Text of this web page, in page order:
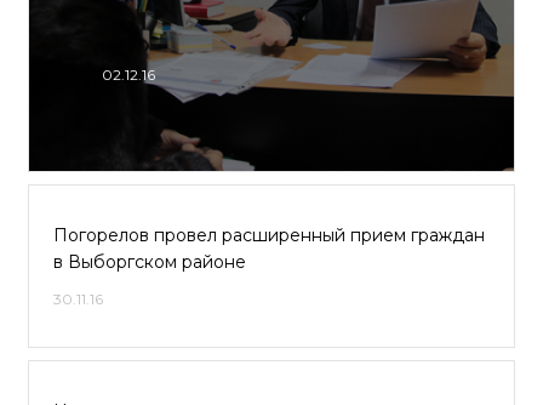
02.12.16
Погорелов провел расширенный прием граждан
в Выборгском районе
30.11.16